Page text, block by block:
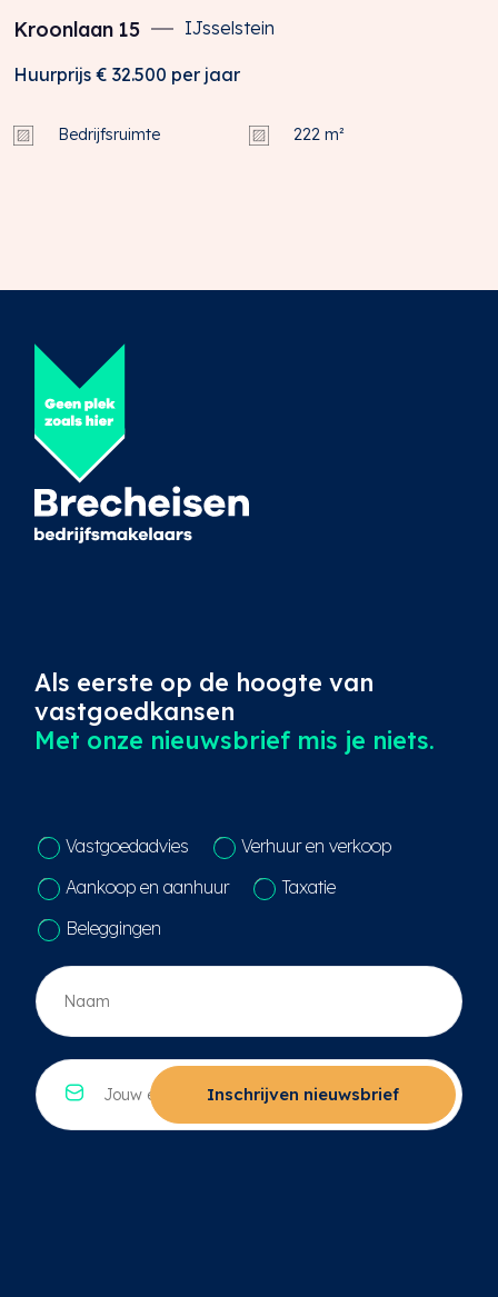
Kroonlaan 15 IJsselstein
Huurprijs € 32.500 per jaar
Bedrijfsruimte 222 m²
Als eerste op de hoogte van
vastgoedkansen
Met onze nieuwsbrief mis je niets.
C
o
n
t
a
c
k
e
e
*
Vastgoedadvies
Verhuur en verkoop
Aankoop en aanhuur
Taxatie
Beleggingen
N
a
a
*
E
-
m
Inschrijven nieuwsbrief